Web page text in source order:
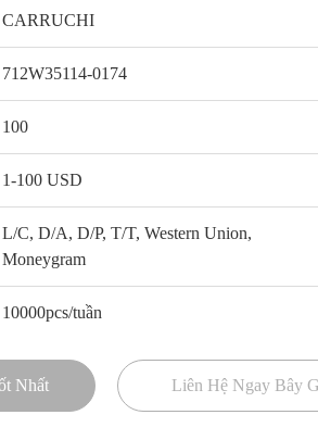
CARRUCHI
712W35114-0174
100
1-100 USD
L/C, D/A, D/P, T/T, Western Union,
Moneygram
10000pcs/tuần
Nhất Liên Hệ Ngay Bây